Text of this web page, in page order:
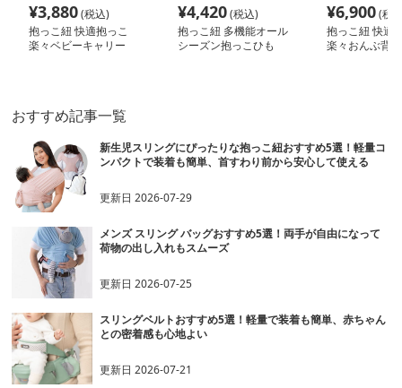
¥3,880(税込)
抱っこ紐 快適抱っこ
楽々ベビーキャリー
¥4,420(税込)
抱っこ紐 多機能オール
シーズン抱っこひも
¥6,900(税
抱っこ紐 快適
楽々おんぶ背
おすすめ記事一覧
新生児スリングにぴったりな抱っこ紐おすすめ5選！軽量コ
ンパクトで装着も簡単、首すわり前から安心して使える
更新日2026-07-29
メンズ スリング バッグおすすめ5選！両手が自由になって
荷物の出し入れもスムーズ
更新日2026-07-25
スリングベルトおすすめ5選！軽量で装着も簡単、赤ちゃん
との密着感も心地よい
更新日2026-07-21